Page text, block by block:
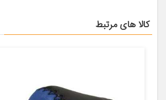
کالا های مرتبط